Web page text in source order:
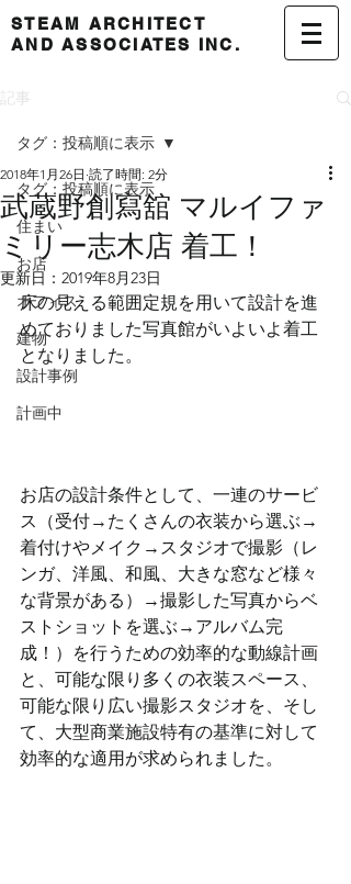
STEAM ARCHITECT
AND ASSOCIATES INC.
記事
タグ：投稿順に表示
住まい
お店
オフィス
建物
設計事例
計画中
タグ：投稿順に表示
武蔵野創寫舘 マルイファ
ミリー志木店 着工！
2018年1月26日 読了時間: 2分
更新日： 2019年8月23日
床の見える範囲定規を用いて設計を進
めておりました写真館がいよいよ着工
となりました。
お店の設計条件として、一連のサービ
ス（受付→たくさんの衣装から選ぶ→
着付けやメイク→スタジオで撮影（レ
ンガ、洋風、和風、大きな窓など様々
な背景がある）→撮影した写真からベ
ストショットを選ぶ→アルバム完
成！）を行うための効率的な動線計画
と、可能な限り多くの衣装スペース、
可能な限り広い撮影スタジオを、そし
て、大型商業施設特有の基準に対して
効率的な適用が求められました。